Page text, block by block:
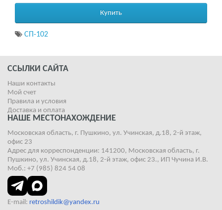
Купить
СП-102
ССЫЛКИ САЙТА
Наши контакты
Мой счет
Правила и условия
Доставка и оплата
НАШЕ МЕСТОНАХОЖДЕНИЕ
Московская область, г. Пушкино, ул. Учинская, д.18, 2-й этаж,
офис 23
Адрес для корреспонденции: 141200, Московская область, г.
Пушкино, ул. Учинская, д.18, 2-й этаж, офис 23., ИП Чучина И.В.
Моб.: +7 (985) 824 54 08
E-mail: retroshildik@yandex.ru